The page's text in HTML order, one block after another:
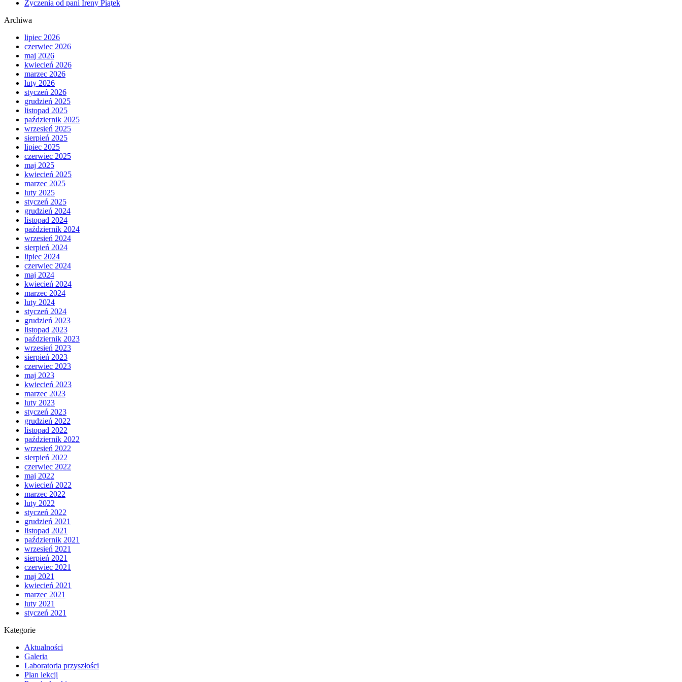
Życzenia od pani Ireny Piątek
Archiwa
lipiec 2026
czerwiec 2026
maj 2026
kwiecień 2026
marzec 2026
luty 2026
styczeń 2026
grudzień 2025
listopad 2025
październik 2025
wrzesień 2025
sierpień 2025
lipiec 2025
czerwiec 2025
maj 2025
kwiecień 2025
marzec 2025
luty 2025
styczeń 2025
grudzień 2024
listopad 2024
październik 2024
wrzesień 2024
sierpień 2024
lipiec 2024
czerwiec 2024
maj 2024
kwiecień 2024
marzec 2024
luty 2024
styczeń 2024
grudzień 2023
listopad 2023
październik 2023
wrzesień 2023
sierpień 2023
czerwiec 2023
maj 2023
kwiecień 2023
marzec 2023
luty 2023
styczeń 2023
grudzień 2022
listopad 2022
październik 2022
wrzesień 2022
sierpień 2022
czerwiec 2022
maj 2022
kwiecień 2022
marzec 2022
luty 2022
styczeń 2022
grudzień 2021
listopad 2021
październik 2021
wrzesień 2021
sierpień 2021
czerwiec 2021
maj 2021
kwiecień 2021
marzec 2021
luty 2021
styczeń 2021
Kategorie
Aktualności
Galeria
Laboratoria przyszłości
Plan lekcji